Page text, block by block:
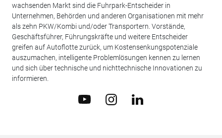
wachsenden Markt sind die Fuhrpark-Entscheider in
Unternehmen, Behörden und anderen Organisationen mit mehr
als zehn PKW/Kombi und/oder Transportern. Vorstände,
Geschäftsführer, Führungskräfte und weitere Entscheider
greifen auf Autoflotte zurück, um Kostensenkungspotenziale
auszumachen, intelligente Problemlösungen kennen zu lernen
und sich über technische und nichttechnische Innovationen zu
informieren.